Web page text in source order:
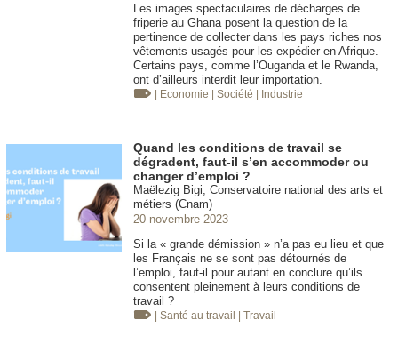
Les images spectaculaires de décharges de
friperie au Ghana posent la question de la
pertinence de collecter dans les pays riches nos
vêtements usagés pour les expédier en Afrique.
Certains pays, comme l’Ouganda et le Rwanda,
ont d’ailleurs interdit leur importation.
| Economie | Société | Industrie
Quand les conditions de travail se
dégradent, faut-il s’en accommoder ou
changer d’emploi ?
Maëlezig Bigi, Conservatoire national des arts et
métiers (Cnam)
20 novembre 2023
Si la « grande démission » n’a pas eu lieu et que
les Français ne se sont pas détournés de
l’emploi, faut-il pour autant en conclure qu’ils
consentent pleinement à leurs conditions de
travail ?
| Santé au travail | Travail